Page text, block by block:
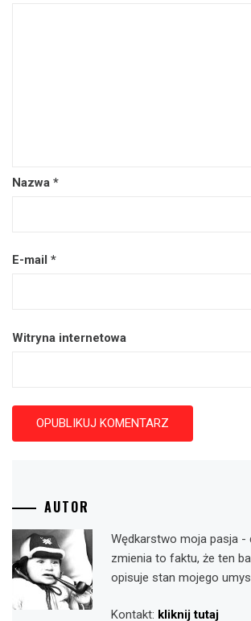
Nazwa *
E-mail *
Witryna internetowa
AUTOR
Wędkarstwo moja pasja -
zmienia to faktu, że ten
opisuje stan mojego
Kontakt: kliknij tutaj